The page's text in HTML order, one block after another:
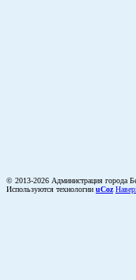
© 2013-2026 Администрация города
Используются технологии uCoz